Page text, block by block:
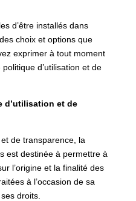
d’être installés dans
choix et options que
exprimer à tout moment
d’utilisation et de
d’utilisation et de
de transparence, la
est destinée à permettre à
l’origine et la finalité des
à l’occasion de sa
droits.